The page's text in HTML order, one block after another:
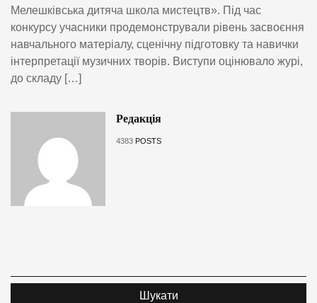
Мелешківська дитяча школа мистецтв». Під час
конкурсу учасники продемонстрували рівень засвоєння
навчального матеріалу, сценічну підготовку та навички
інтерпретації музичних творів. Виступи оцінювало журі,
до складу […]
Редакція
4383 POSTS